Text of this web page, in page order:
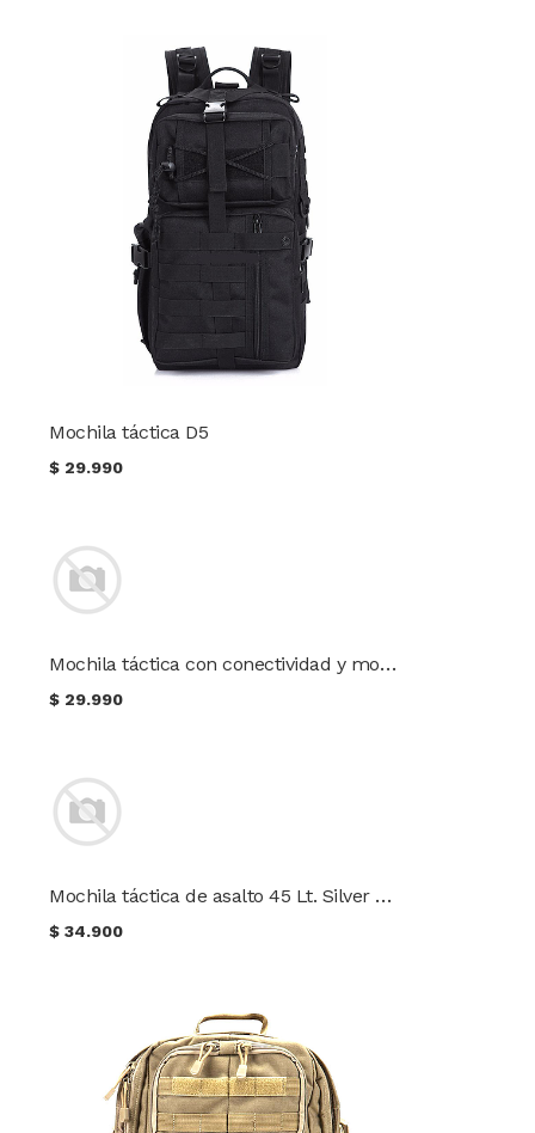
Mochila táctica D5
$ 29.990
Mochila táctica con conectividad y molle digital
$ 29.990
Mochila táctica de asalto 45 Lt. Silver Knight
$34.900